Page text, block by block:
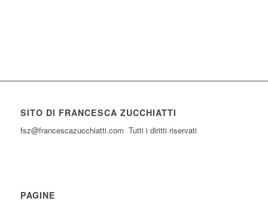
SITO DI FRANCESCA ZUCCHIATTI
fsz@francescazucchiatti.com Tutti i diritti riservati
PAGINE